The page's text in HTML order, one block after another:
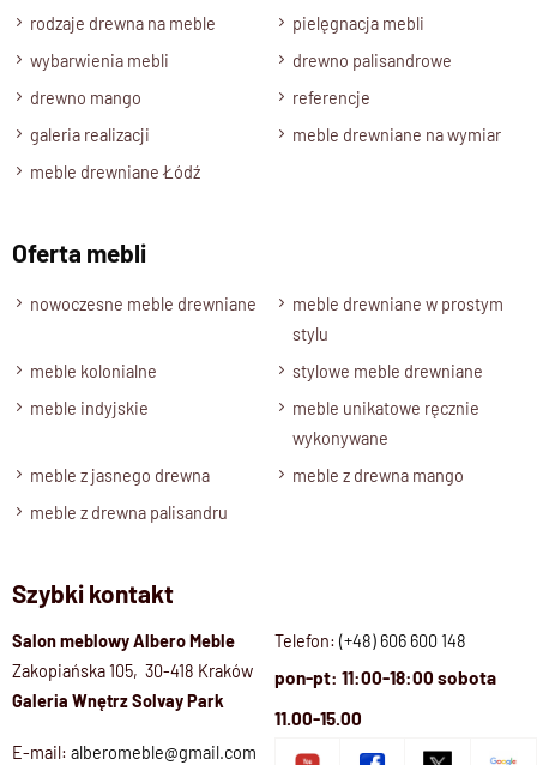
rodzaje drewna na meble
pielęgnacja mebli
wybarwienia mebli
drewno palisandrowe
drewno mango
referencje
galeria realizacji
meble drewniane na wymiar
meble drewniane Łódź
Oferta mebli
nowoczesne meble drewniane
meble drewniane w prostym
stylu
meble kolonialne
stylowe meble drewniane
meble indyjskie
meble unikatowe ręcznie
wykonywane
meble z jasnego drewna
meble z drewna mango
meble z drewna palisandru
Szybki kontakt
Salon meblowy Albero Meble
Zakopiańska 105, 30-418 Kraków
Galeria Wnętrz Solvay Park
Telefon: (+48) 606 600 148
pon-pt: 11:00-18:00 sobota
11.00-15.00
E-mail: alberomeble@gmail.com